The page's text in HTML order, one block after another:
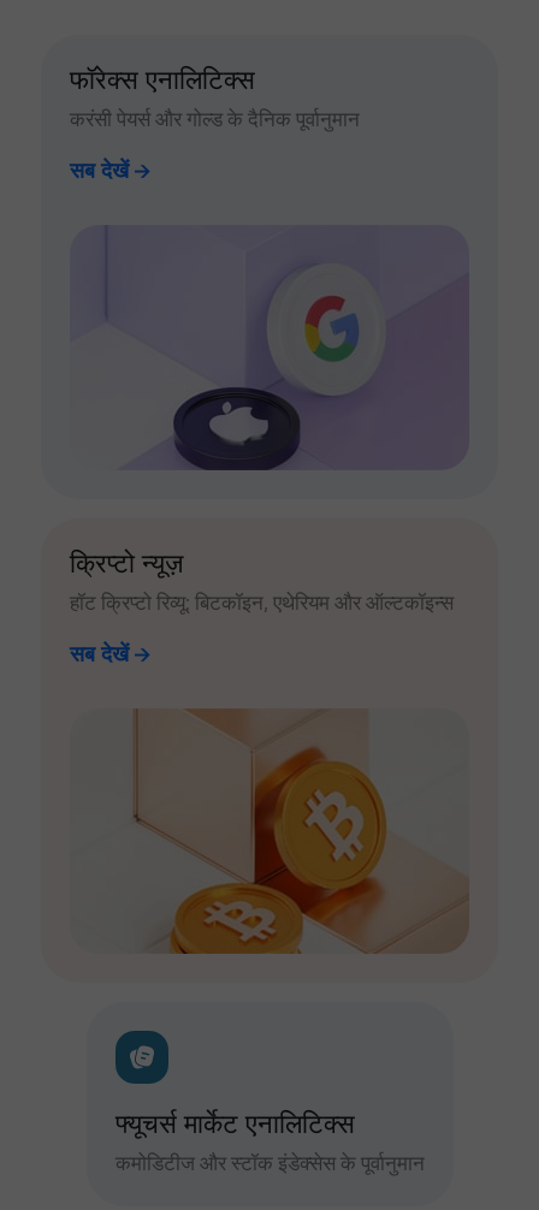
फॉरेक्स एनालिटिक्स
करंसी पेयर्स और गोल्ड के दैनिक पूर्वानुमान
सब देखें
क्रिप्टो न्यूज़
हॉट क्रिप्टो रिव्यू: बिटकॉइन, एथेरियम और ऑल्टकॉइन्स
सब देखें
फ्यूचर्स मार्केट एनालिटिक्स
कमोडिटीज और स्टॉक इंडेक्सेस के पूर्वानुमान